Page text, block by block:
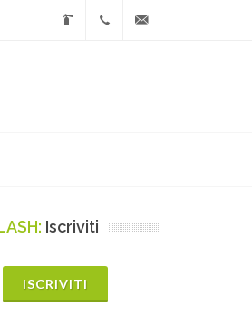
Iscriviti
ISCRIVITI